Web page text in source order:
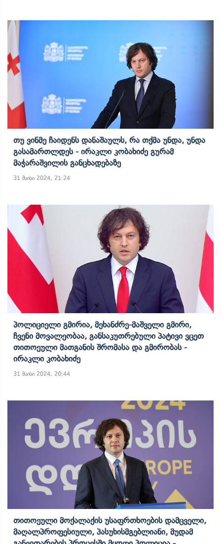
Თუ Ვინმე Ჩაიდენს Დანაშაულს, Რა Თქმა Უნდა, Უნდა
Გასამართლდეს - Ირაკლი Კობახიძე Გურამ
Მაჭარაშვილის Განცხადებაზე
31 მაისი 2024, 21:24
Პოლიციელი Გმირია, Მეხანძრე-Მაშველი Გმირი,
Ჩვენი Მოვალეობაა, Განსაკუთრებული Პატივი Ვცეთ
Თითოეული Მათგანის Შრომასა Და Გმირობას -
Ირაკლი Კობახიძე
31 მაისი 2024, 20:44
Თითოეული Მოქალაქის Უსაფრთხოების Დამცველი,
Მაღალპროფესიული, Პასუხისმგებლიანი, Მუდამ